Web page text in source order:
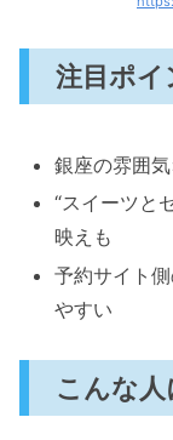
注目ポイ
銀座の雰囲
“スイーツと
映えも
予約サイト
やすい
こんな